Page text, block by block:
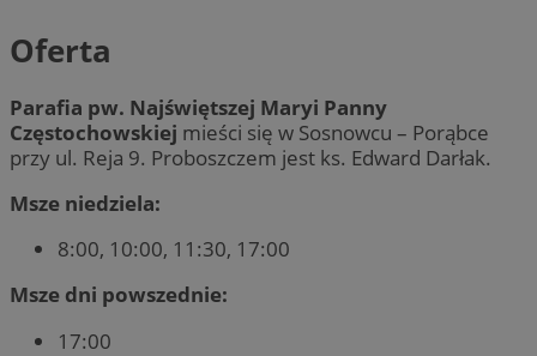
Oferta
Parafia pw. Najświętszej Maryi Panny
Częstochowskiej mieści się w Sosnowcu – Porąbce
przy ul. Reja 9. Proboszczem jest ks. Edward Darłak.
Msze niedziela:
8:00, 10:00, 11:30, 17:00
Msze dni powszednie:
17:00